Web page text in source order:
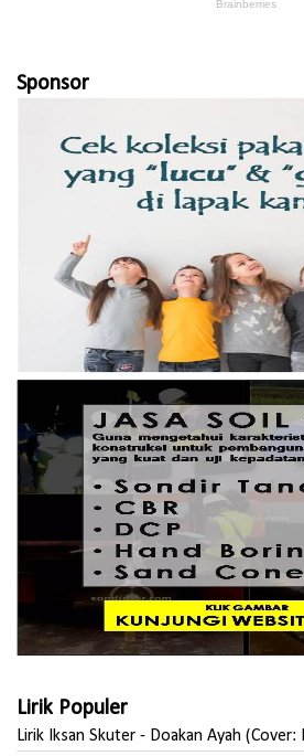
Sponsor
Lirik Populer
Lirik Iksan Skuter - Doakan Ayah (Cover: